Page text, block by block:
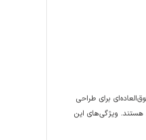
برای طراحی
ویژگی‌های این